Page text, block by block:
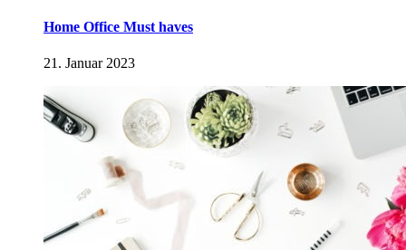
Home Office Must haves
21. Januar 2023